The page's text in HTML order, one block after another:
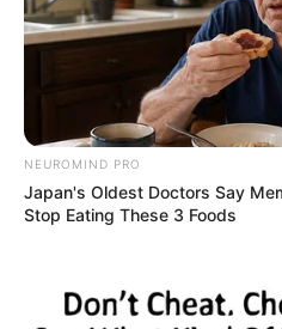
Tags Free Rides Jamnagar Fair
NEUROMIND PRO
Japan's Oldest Doctors Say
Stop Eating These 3 Foods